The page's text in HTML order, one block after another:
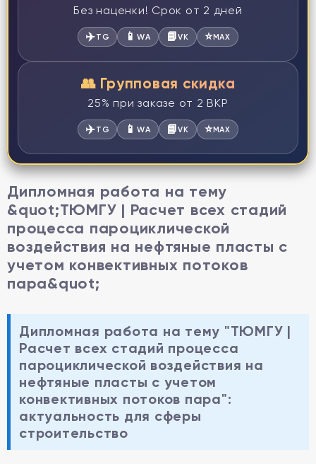
Без наценки! Срок от 2 дней
✈️TG 📱WA 📘VK ⭐MAX
👥 Групповая скидка
25% при заказе от 2 ВКР
✈️TG 📱WA 📘VK ⭐MAX
Дипломная работа на тему
&quot;ТЮМГУ | Расчет всех стадий
процесса пароциклической
воздействия на нефтяные пласты с
учетом конвективных потоков
пара&quot;
Дипломная работа на тему "ТЮМГУ |
Расчет всех стадий процесса
пароциклической воздействия на
нефтяные пласты с учетом
конвективных потоков пара":
актуальность для сферы
строительство